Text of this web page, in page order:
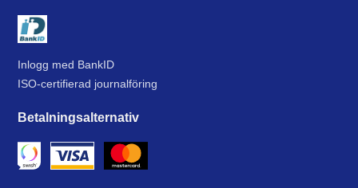
Inlogg med BankID
ISO-certifierad journalföring
Betalningsalternativ